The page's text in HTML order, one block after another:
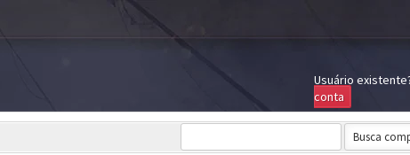
Usuário
conta